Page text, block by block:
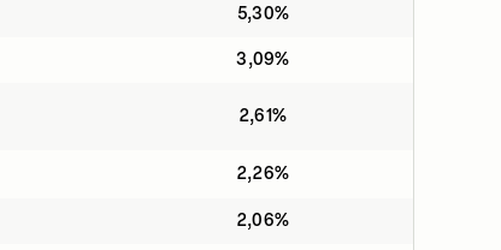
5,30%
3,09%
2,61%
2,26%
2,06%